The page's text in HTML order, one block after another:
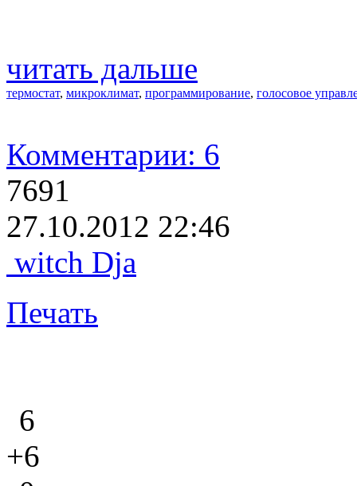
читать дальше
термостат, микроклимат, программирование, голосовое
Комментарии: 6
7691
27.10.2012 22:46
witch Dja
Печать
6
+6